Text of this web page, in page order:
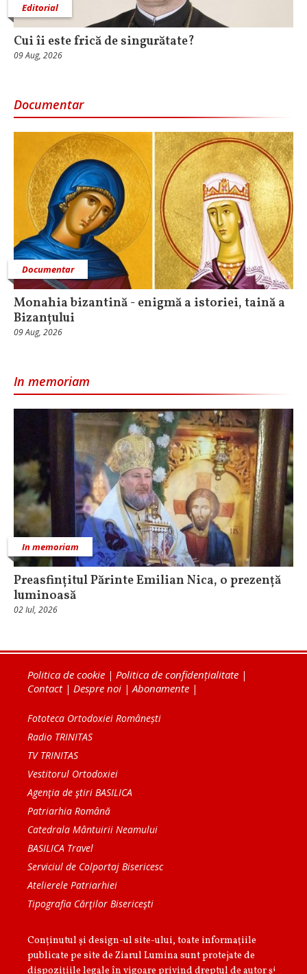
Editorial
Cui îi este frică de singurătate?
09 Aug, 2026
Documentar
Documentar
Monahia bizantină - enigmă a istoriei, taină a
Bizanțului
09 Aug, 2026
In memoriam
In memoriam
Preasfințitul Părinte Emilian Nica, o prezență
luminoasă
02 Iul, 2026
Politica de cookie | Politica de confidențialitate |
Contact| Despre noi | Abonamente |
Fototeca Ortodoxiei Românești
Radio TRINITAS
TV TRINITAS
Vestitorul Ortodoxiei
Agenţia de ştiri BASILICA
Patriarhia Română
Catedrala Mântuirii Neamului
BASILICA Travel
Serviciul de Colportaj Bisericesc
Atelierele Patriarhiei
Tipografia Cărţilor Bisericeşti
Conținutul și design-ul site-ului, toate informaţiile
publicate pe site de Ziarul Lumina sunt protejate de
dispoziţiile legale în vigoare privind dreptul de autor şi